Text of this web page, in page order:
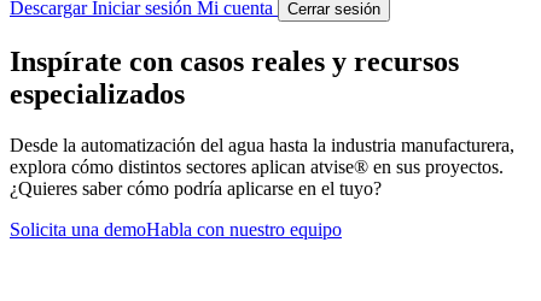
DescargarIniciar sesión Mi cuenta Cerrar sesión
Inspírate con casos reales y recursos
especializados
Desde la automatización del agua hasta la industria manufacturera,
explora cómo distintos sectores aplican atvise® en sus proyectos.
¿Quieres saber cómo podría aplicarse en el tuyo?
Solicita una demoHabla con nuestro equipo